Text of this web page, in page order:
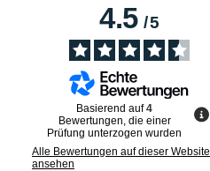
4.5/5
Basierend auf4
Bewertungen, die einer
Prüfung unterzogen wurden
Alle Bewertungen auf dieser Website
ansehen